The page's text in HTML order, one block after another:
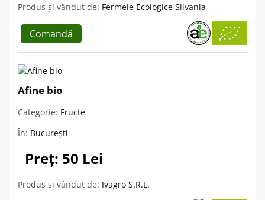
Produs și vândut de: Fermele Ecologice Silvania
Comandă
Afine bio
Categorie: Fructe
În: București
Preț: 50 Lei
Produs și vândut de: Ivagro S.R.L.